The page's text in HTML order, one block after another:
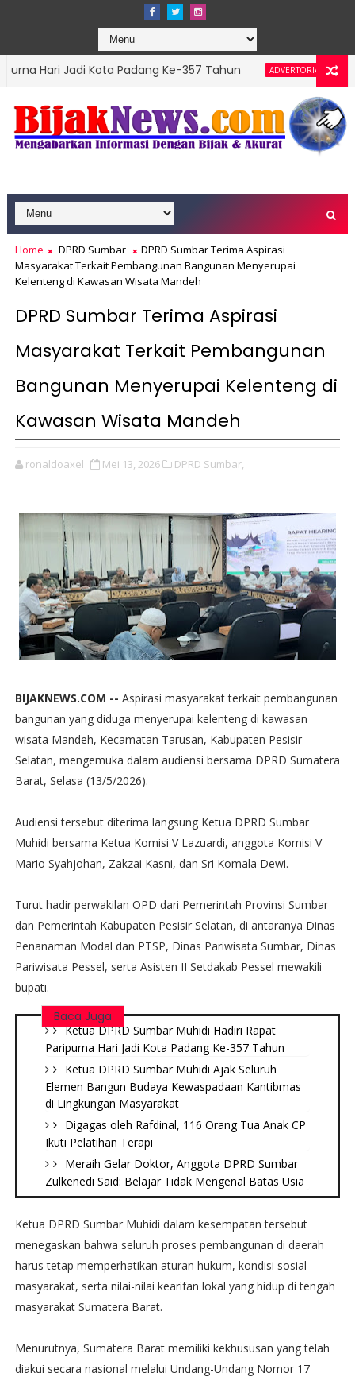
Kota Padang Ke-357 Tahun ADVERTORIAL
DPRD Padang
Home DPRD Sumbar
DPRD Sumbar Terima Aspirasi
Masyarakat Terkait Pembangunan Bangunan Menyerupai
Kelenteng di Kawasan Wisata Mandeh
DPRD Sumbar Terima Aspirasi
Masyarakat Terkait Pembangunan
Bangunan Menyerupai Kelenteng di
Kawasan Wisata Mandeh
ronaldoaxel Mei 13, 2026 DPRD Sumbar,
BIJAKNEWS.COM -- Aspirasi masyarakat terkait pembangunan
bangunan yang diduga menyerupai kelenteng di kawasan
wisata Mandeh, Kecamatan Tarusan, Kabupaten Pesisir
Selatan, mengemuka dalam audiensi bersama DPRD Sumatera
Barat, Selasa (13/5/2026).
Audiensi tersebut diterima langsung Ketua DPRD Sumbar
Muhidi bersama Ketua Komisi V Lazuardi, anggota Komisi V
Mario Syahjohan, Zakzai Kasni, dan Sri Komala Dewi.
Turut hadir perwakilan OPD dari Pemerintah Provinsi Sumbar
dan Pemerintah Kabupaten Pesisir Selatan, di antaranya Dinas
Penanaman Modal dan PTSP, Dinas Pariwisata Sumbar, Dinas
Pariwisata Pessel, serta Asisten II Setdakab Pessel mewakili
bupati.
Baca Juga
Ketua DPRD Sumbar Muhidi Hadiri Rapat
Paripurna Hari Jadi Kota Padang Ke-357 Tahun
Ketua DPRD Sumbar Muhidi Ajak Seluruh
Elemen Bangun Budaya Kewaspadaan Kantibmas
di Lingkungan Masyarakat
Digagas oleh Rafdinal, 116 Orang Tua Anak CP
Ikuti Pelatihan Terapi
Meraih Gelar Doktor, Anggota DPRD Sumbar
Zulkenedi Said: Belajar Tidak Mengenal Batas Usia
Ketua DPRD Sumbar Muhidi dalam kesempatan tersebut
menegaskan bahwa seluruh proses pembangunan di daerah
harus tetap memperhatikan aturan hukum, kondisi sosial
masyarakat, serta nilai-nilai kearifan lokal yang hidup di tengah
masyarakat Sumatera Barat.
Menurutnya, Sumatera Barat memiliki kekhususan yang telah
diakui secara nasional melalui Undang-Undang Nomor 17